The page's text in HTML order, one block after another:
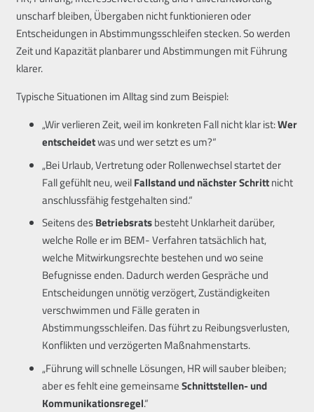
unscharf bleiben, Übergaben nicht funktionieren oder
Entscheidungen in Abstimmungsschleifen stecken. So werden
Zeit und Kapazität planbarer und Abstimmungen mit Führung
klarer.
Typische Situationen im Alltag sind zum Beispiel:
„Wir verlieren Zeit, weil im konkreten Fall nicht klar ist:Wer
entscheidetwas und wer setzt es um?“
„Bei Urlaub, Vertretung oder Rollenwechsel startet der
Fall gefühlt neu, weilFallstand und nächster Schrittnicht
anschlussfähig festgehalten sind.“
Seitens desBetriebsratsbesteht Unklarheit darüber,
welche Rolle er im BEM- Verfahren tatsächlich hat,
welche Mitwirkungsrechte bestehen und wo seine
Befugnisse enden. Dadurch werden Gespräche und
Entscheidungen unnötig verzögert, Zuständigkeiten
verschwimmen und Fälle geraten in
Abstimmungsschleifen. Das führt zu Reibungsverlusten,
Konflikten und verzögerten Maßnahmenstarts.
„Führung will schnelle Lösungen, HR will sauber bleiben;
aber es fehlt eine gemeinsameSchnittstellen- und
Kommunikationsregel.“